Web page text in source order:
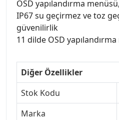
OSD yapılandırma
IP67 su geçirmez ve toz
güvenilirlik
11 dilde OSD
Diğer Özellikler
Stok Kodu
Marka